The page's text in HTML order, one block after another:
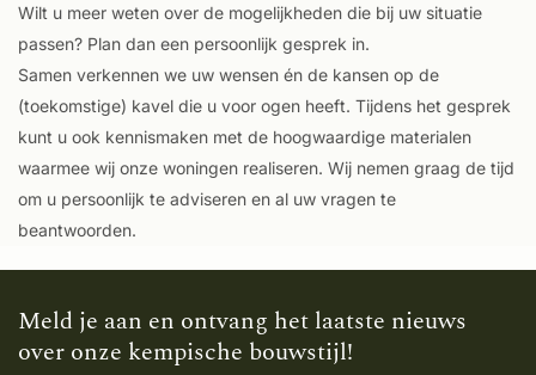
Wilt u meer weten over de mogelijkheden die bij uw situatie
passen? Plan dan een persoonlijk gesprek in.
Samen verkennen we uw wensen én de kansen op de
(toekomstige) kavel die u voor ogen heeft. Tijdens het gesprek
kunt u ook kennismaken met de hoogwaardige materialen
waarmee wij onze woningen realiseren. Wij nemen graag de tijd
om u persoonlijk te adviseren en al uw vragen te
beantwoorden.
Meld je aan en ontvang het laatste nieuws
over onze kempische bouwstijl!